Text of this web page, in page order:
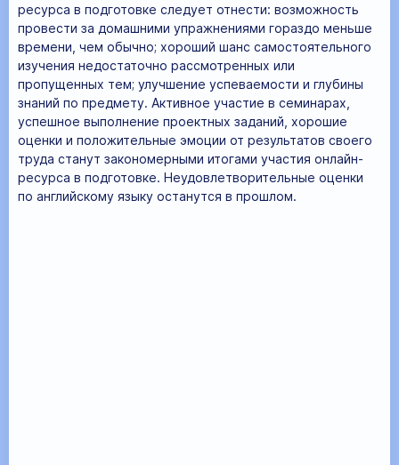
ресурса в подготовке следует отнести: возможность
провести за домашними упражнениями гораздо меньше
времени, чем обычно; хороший шанс самостоятельного
изучения недостаточно рассмотренных или
пропущенных тем; улучшение успеваемости и глубины
знаний по предмету. Активное участие в семинарах,
успешное выполнение проектных заданий, хорошие
оценки и положительные эмоции от результатов своего
труда станут закономерными итогами участия онлайн-
ресурса в подготовке. Неудовлетворительные оценки
по английскому языку останутся в прошлом.